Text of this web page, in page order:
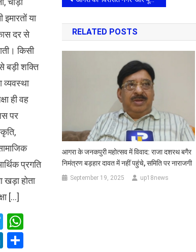
navigation
RELATED POSTS
आगरा के जनकपुरी महोत्सव में विवाद: राजा दशरथ बगैर
निमंत्रण बड़हार दावत में नहीं पहुंचे, समिति पर नाराजगी
September 19, 2025 up18news
या
दर से
किसी
बड़ी शक्ति
व्यवस्था
ही वह
पर
प्रगति
खड़ा होता
[…]
TwitterWhatsApp
LinkedIn
Share